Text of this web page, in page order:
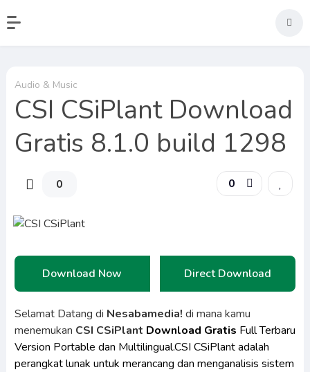
Audio & Music
CSI CSiPlant Download
Gratis 8.1.0 build 1298
0 0
Download Now Direct Download
Selamat Datang di Nesabamedia! di mana kamu
menemukan CSI CSiPlant Download Gratis Full Terbaru
Version Portable dan Multilingual.CSI CSiPlant adalah
perangkat lunak untuk merancang dan menganalisis sistem